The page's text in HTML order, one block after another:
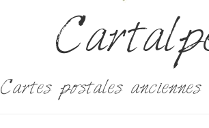
Cartes postales